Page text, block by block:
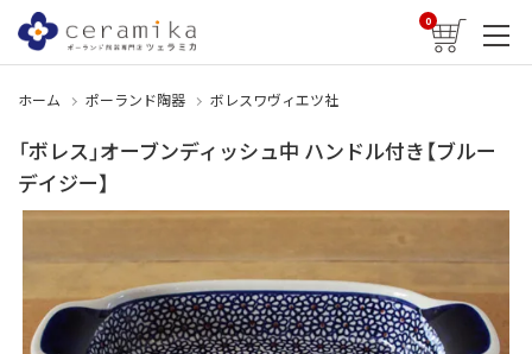
0
ホーム ポーランド陶器 ボレスワヴィエツ社
「ボレス」オーブンディッシュ中 ハンドル付き【ブルー
デイジー】